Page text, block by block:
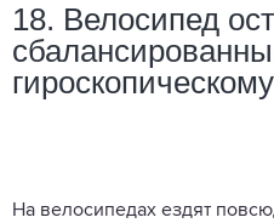
18. Велосипед
На велосипедах ездят